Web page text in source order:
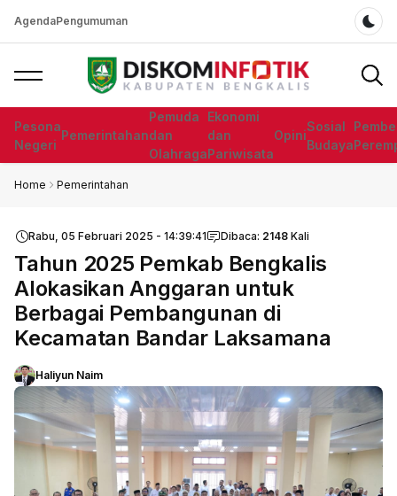
AgendaPengumuman
Pesona
Negeri
Pemerintahan
Pemuda
dan
Olahraga
Ekonomi
dan
Pariwisata
Opini
Sosial
Budaya
Home Pemerintahan
Rabu, 05 Februari 2025 - 14:39:41 Dibaca: 2148 Kali
Tahun 2025 Pemkab Bengkalis
Alokasikan Anggaran untuk
Berbagai Pembangunan di
Kecamatan Bandar Laksamana
Haliyun Naim